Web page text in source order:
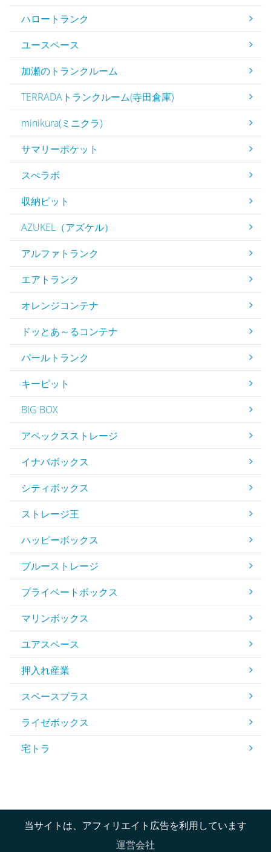
ハロートランク
ユースペース
加瀬のトランクルーム
TERRADAトランクルーム(寺田倉庫)
minikura(ミニクラ)
サマリーポケット
スぺラボ
収納ピット
AZUKEL（アズケル）
アルファトランク
エアトランク
オレンジコンテナ
ドッとあ～るコンテナ
パールトランク
キーピット
BIG BOX
アペックスストレージ
イナバボックス
シティボックス
ストレージ王
ハッピーボックス
ブルーストレージ
プライベートボックス
マリンボックス
ユアスペース
押入れ産業
スペースプラス
ライゼボックス
宅トラ
当サイトは、アフィリエイト広告を利用しています
運営会社